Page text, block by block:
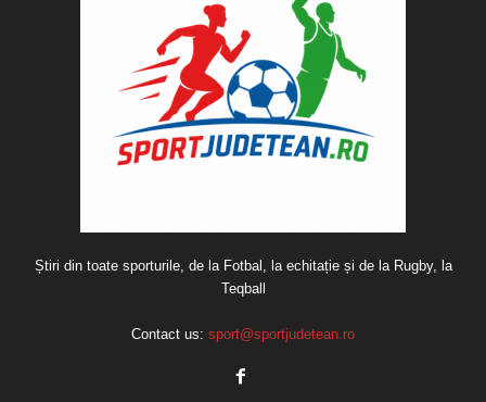
Știri din toate sporturile, de la Fotbal, la echitație și de la Rugby, la
Teqball
Contact us: sport@sportjudetean.ro